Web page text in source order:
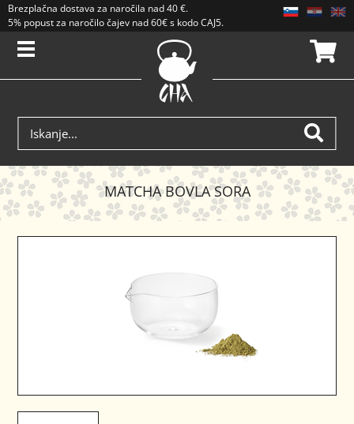
Brezplačna dostava za naročila nad40 €.
5% popust za naročilo čajev nad 60€ s kodo CAJ5. Popusti se ne seštevajo.
MATCHA BOVLA SORA